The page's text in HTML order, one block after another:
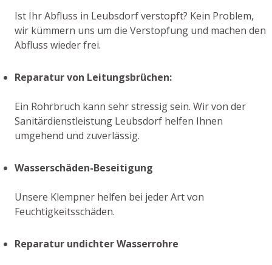
Ist Ihr Abfluss in Leubsdorf verstopft? Kein Problem,
wir kümmern uns um die Verstopfung und machen den
Abfluss wieder frei.
Reparatur von Leitungsbrüchen:
Ein Rohrbruch kann sehr stressig sein. Wir von der
Sanitärdienstleistung Leubsdorf helfen Ihnen
umgehend und zuverlässig.
Wasserschäden-Beseitigung
Unsere Klempner helfen bei jeder Art von
Feuchtigkeitsschäden.
Reparatur undichter Wasserrohre